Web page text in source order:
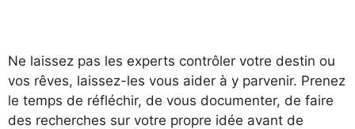
Ne laissez pas les experts contrôler votre destin ou
vos rêves, laissez-les vous aider à y parvenir. Prenez
le temps de réfléchir, de vous documenter, de faire
des recherches sur votre propre idée avant de